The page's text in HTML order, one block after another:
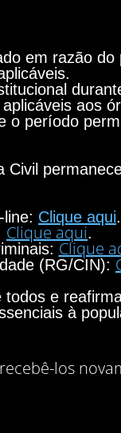
em razão
aos
o período
Clique aqui.
Clique aqui.
Clique
(RG/CIN):
e
à
los